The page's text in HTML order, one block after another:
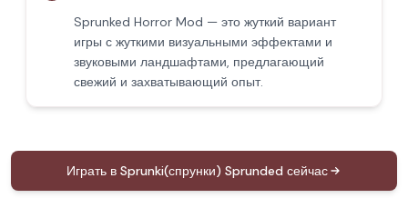
Sprunked Horror Mod — это жуткий вариант
игры с жуткими визуальными эффектами и
звуковыми ландшафтами, предлагающий
свежий и захватывающий опыт.
Играть в Sprunki(спрунки) Sprunded сейчас